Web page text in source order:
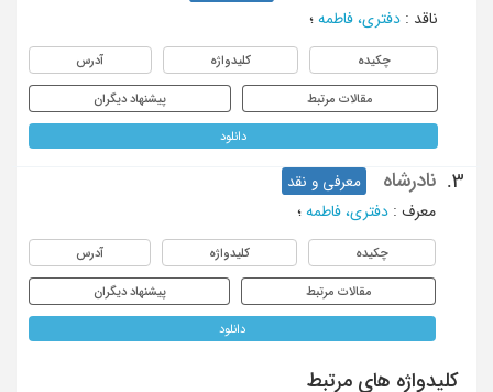
ناقد : دفتری، فاطمه ؛
چکیده کلیدواژه آدرس
مقالات مرتبط پیشنهاد دیگران
دانلود
3. نادرشاه
معرفی و نقد
معرف : دفتری، فاطمه ؛
چکیده کلیدواژه آدرس
مقالات مرتبط پیشنهاد دیگران
دانلود
کلیدواژه های مرتبط